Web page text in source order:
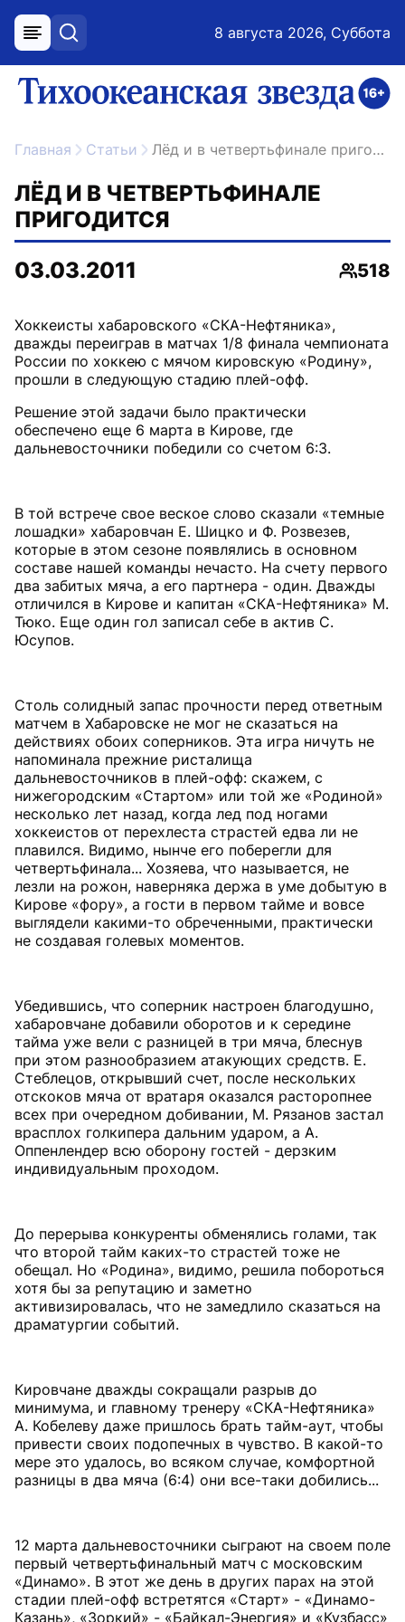
меню поиск 8 августа 2026, Суббота
ссылка на главную
Главная Статьи Лёд и в четвертьфинале пригодится
ЛЁД И В ЧЕТВЕРТЬФИНАЛЕ
ПРИГОДИТСЯ
03.03.2011
518
Хоккеисты хабаровского «СКА-Нефтяника»,
дважды переиграв в матчах 1/8 финала чемпионата
России по хоккею с мячом кировскую «Родину»,
Решение этой задачи было практически
обеспечено еще 6 марта в Кирове, где
дальневосточники победили со счетом 6:3.
В той встрече свое веское слово сказали «темные
лошадки» хабаровчан Е. Шицко и Ф. Розвезев,
которые в этом сезоне появлялись в основном
составе нашей команды нечасто. На счету первого
два забитых мяча, а его партнера - один. Дважды
отличился в Кирове и капитан «СКА-Нефтяника» М.
Тюко. Еще один гол записал себе в актив С.
Юсупов.
Столь солидный запас прочности перед ответным
матчем в Хабаровске не мог не сказаться на
действиях обоих соперников. Эта игра ничуть не
напоминала прежние ристалища
дальневосточников в плей-офф: скажем, с
нижегородским «Стартом» или той же «Родиной»
несколько лет назад, когда лед под ногами
хоккеистов от перехлеста страстей едва ли не
плавился. Видимо, нынче его поберегли для
четвертьфинала... Хозяева, что называется, не
лезли на рожон, наверняка держа в уме добытую в
Кирове «фору», а гости в первом тайме и вовсе
выглядели какими-то обреченными, практически
не создавая голевых моментов.
Убедившись, что соперник настроен благодушно,
хабаровчане добавили оборотов и к середине
тайма уже вели с разницей в три мяча, блеснув
при этом разнообразием атакующих средств. Е.
Стеблецов, открывший счет, после нескольких
отскоков мяча от вратаря оказался расторопнее
всех при очередном добивании, М. Рязанов застал
врас­плох голкипера дальним ударом, а А.
Оппенлендер всю оборону гостей - дерзким
индивидуальным проходом.
До перерыва конкуренты обменялись голами, так
что второй тайм каких-то страстей тоже не
обещал. Но «Родина», видимо, решила побороться
хотя бы за репутацию и заметно
активизировалась, что не замедлило сказаться на
драматургии событий.
Кировчане дважды сокращали разрыв до
минимума, и главному тренеру «СКА-Нефтяника»
А. Кобелеву даже пришлось брать тайм-аут, чтобы
привести своих подопечных в чувство. В какой-то
мере это удалось, во всяком случае, комфортной
разницы в два мяча (6:4) они все-таки добились...
12 марта дальневосточники сыграют на своем поле
первый четвертьфинальный матч с московским
«Динамо». В этот же день в других парах на этой
стадии плей-офф встретятся «Старт» - «Динамо-
Казань», «Зоркий» - «Байкал-Энергия» и «Кузбасс»